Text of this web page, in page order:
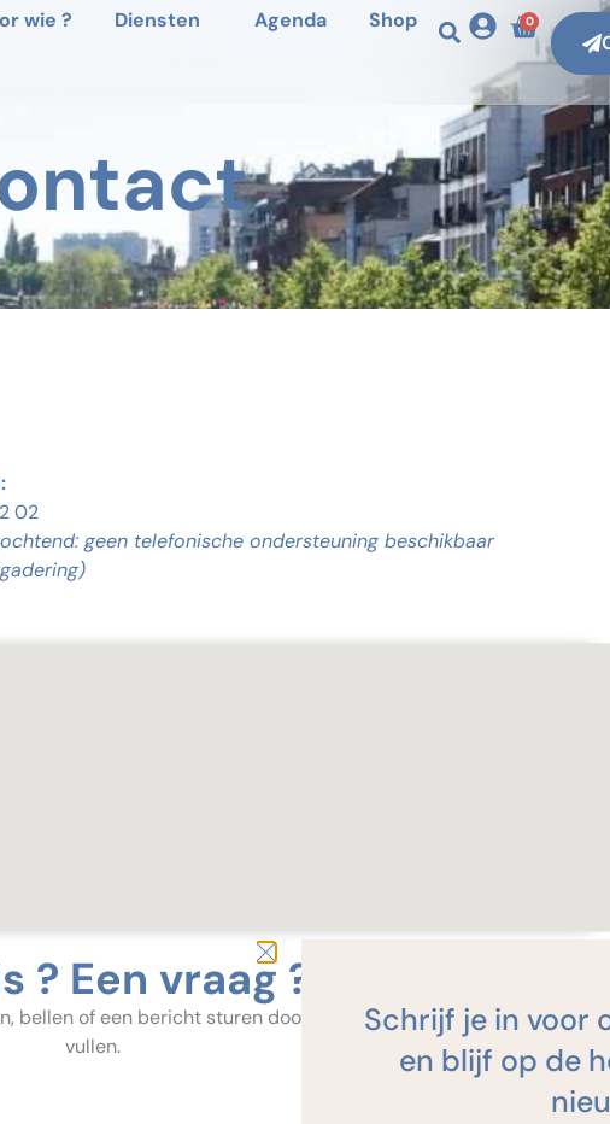
wie ? Diensten Agenda Shop 0
02
geen telefonische ondersteuning beschikbaar
? Een vraag ?
bellen of een bericht sturen door onderstaand contactformulier in
vullen.
Schrijf je in voor
en blijf op de